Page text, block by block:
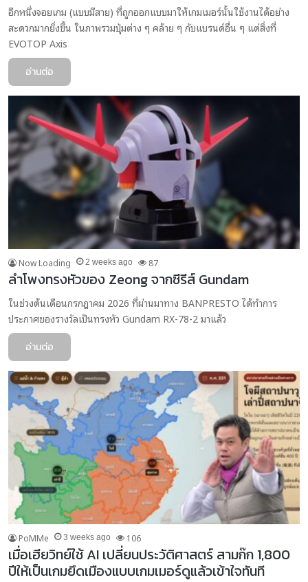
อีกหนึ่งจอยเกม (แบบมีสาย) ที่ถูกออกแบบมาให้เกมเมอร์นั้นใช้งานได้อย่าง
สะดวกมากยิ่งขึ้น ในภาพรวมปุ่มต่าง ๆ คล้าย ๆ กับแบรนด์อื่น ๆ แต่สิ่งที่
EVOTOP Axis
อ่านต่อ
Now Loading 2 weeks ago 87
ลำโพงทรงหัวของ Zeong จากซีรีส์ Gundam
ในช่วงต้นเดือนกรกฎาคม 2026 ที่ผ่านมาทาง BANPRESTO ได้ทำการ
ประกาศของรางวัลเป็นทรงหัว Gundam RX-78-2 มาแล้ว
อ่านต่อ
PoMMe 3 weeks ago 106
เมื่อเฮียวิทย์ใช้ AI เปลี่ยนประวัติศาสตร์ สามก๊ก 1,800
ปีให้เป็นเกมยึดเมืองแบบเกมเมอร์ดูแล้วเข้าใจทันที